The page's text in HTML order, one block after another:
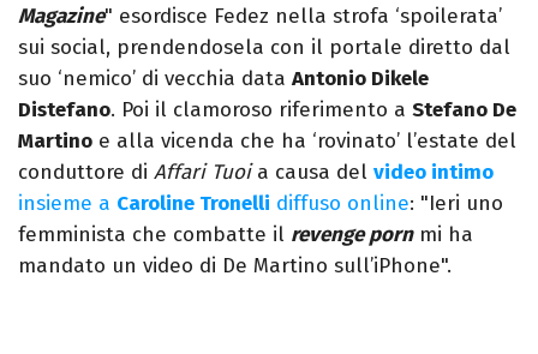
Magazine" esordisce Fedez nella strofa ‘spoilerata’
sui social, prendendosela con il portale diretto dal
suo ‘nemico’ di vecchia data Antonio Dikele
Distefano. Poi il clamoroso riferimento a Stefano De
Martino e alla vicenda che ha ‘rovinato’ l’estate del
conduttore di Affari Tuoia causa del video intimo
insieme a Caroline Tronelli diffuso online: "Ieri uno
femminista che combatte il revenge pornmi ha
mandato un video di De Martino sull’iPhone".